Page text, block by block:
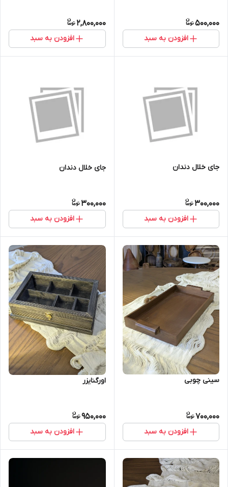
500,000
افزودن به سبد
2,800,000
افزودن به سبد
جای خلال دندان
300,000
افزودن به سبد
جای خلال دندان
300,000
افزودن به سبد
سینی چوبی
700,000
افزودن به سبد
اورگنایزر
950,000
افزودن به سبد